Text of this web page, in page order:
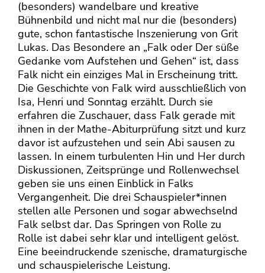
(besonders) wandelbare und kreative
Bühnenbild und nicht mal nur die (besonders)
gute, schon fantastische Inszenierung von Grit
Lukas. Das Besondere an „Falk oder Der süße
Gedanke vom Aufstehen und Gehen“ ist, dass
Falk nicht ein einziges Mal in Erscheinung tritt.
Die Geschichte von Falk wird ausschließlich von
Isa, Henri und Sonntag erzählt. Durch sie
erfahren die Zuschauer, dass Falk gerade mit
ihnen in der Mathe-Abiturprüfung sitzt und kurz
davor ist aufzustehen und sein Abi sausen zu
lassen. In einem turbulenten Hin und Her durch
Diskussionen, Zeitsprünge und Rollenwechsel
geben sie uns einen Einblick in Falks
Vergangenheit. Die drei Schauspieler*innen
stellen alle Personen und sogar abwechselnd
Falk selbst dar. Das Springen von Rolle zu
Rolle ist dabei sehr klar und intelligent gelöst.
Eine beeindruckende szenische, dramaturgische
und schauspielerische Leistung.